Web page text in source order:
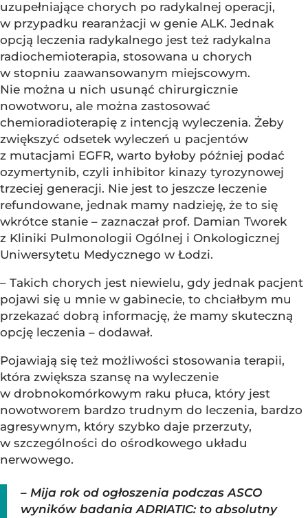
uzupełniające chorych po radykalnej operacji,
w przypadku rearanżacji w genie ALK. Jednak
opcją leczenia radykalnego jest też radykalna
radiochemioterapia, stosowana u chorych
w stopniu zaawansowanym miejscowym.
Nie można u nich usunąć chirurgicznie
nowotworu, ale można zastosować
chemioradioterapię z intencją wyleczenia. Żeby
zwiększyć odsetek wyleczeń u pacjentów
z mutacjami EGFR, warto byłoby później podać
ozymertynib, czyli inhibitor kinazy tyrozynowej
trzeciej generacji. Nie jest to jeszcze leczenie
refundowane, jednak mamy nadzieję, że to się
wkrótce stanie – zaznaczał prof. Damian Tworek
z Kliniki Pulmonologii Ogólnej i Onkologicznej
Uniwersytetu Medycznego w Łodzi.
– Takich chorych jest niewielu, gdy jednak pacjent
pojawi się u mnie w gabinecie, to chciałbym mu
przekazać dobrą informację, że mamy skuteczną
opcję leczenia – dodawał.
Pojawiają się też możliwości stosowania terapii,
która zwiększa szansę na wyleczenie
w drobnokomórkowym raku płuca, który jest
nowotworem bardzo trudnym do leczenia, bardzo
agresywnym, który szybko daje przerzuty,
w szczególności do ośrodkowego układu
nerwowego.
– Mija rok od ogłoszenia podczas ASCO
wyników badania ADRIATIC: to absolutny